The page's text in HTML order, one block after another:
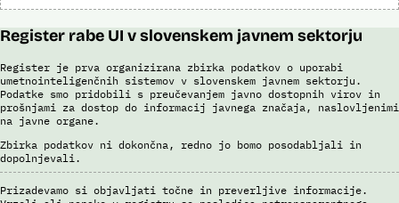
predstavljajo specifične potovalne vzorce storilcev terorističnih in
omogočajo usmerjeno delo policije in drugih pristojnih organov na
na utemeljene razloge v posamičnem primeru posreduje podatke
potnikov, prijavljenih na let, oziroma podatke potnikov iz sistema
rezervacij letalskih vozovnic oziroma rezultate njihove obdelave
drugim enotam policije.
pri avtomatizirani obdelavi podatkov ter varnostna tveganja
posamično pregledajo še z neavtomatiziranimi sredstvi.
Sistem uporablja sledeče vire podatkov: Evidenca potnikov,
Register rabe UI v slovenskem javnem sektorju
Register je prva organizirana zbirka podatkov o uporabi
umetnointeligenčnih sistemov v slovenskem javnem sektorju.
Podatke smo pridobili s preučevanjem javno dostopnih virov in
prošnjami za dostop do informacij javnega značaja, naslovljenimi
na javne organe.
Zbirka podatkov ni dokončna, redno jo bomo posodabljali in
dopolnjevali.
Prizadevamo si objavljati točne in preverljive informacije.